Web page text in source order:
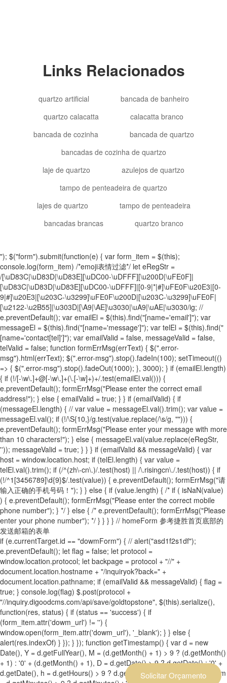
Solicitar Orçamento
Links Relacionados
quartzo artificial
bancada de banheiro
quartzo calacatta
calacatta branco
bancada de cozinha
bancada de quartzo
bancadas de cozinha de quartzo
laje de quartzo
azulejos de quartzo
tampo de penteadeira de quartzo
lajes de quartzo
tampo de penteadeira
bancadas brancas
quartzo branco
"); $("form").submit(function(e) { var form_item = $(this);
console.log(form_item) /*emoji表情过滤*/ let eRegStr =
/[\uD83C|\uD83D|\uD83E][\uDC00-\uDFFF][\u200D|\uFE0F]|
[\uD83C|\uD83D|\uD83E][\uDC00-\uDFFF]|[0-9|*|#]\uFE0F\u20E3|[0-
9|#]\u20E3|[\u203C-\u3299]\uFE0F\u200D|[\u203C-\u3299]\uFE0F|
[\u2122-\u2B55]|\u303D|[\A9|\AE]\u3030|\uA9|\uAE|\u3030/ig; //
e.preventDefault(); var emailEl = $(this).find("[name='email']"); var
messageEl = $(this).find("[name='message']"); var telEl = $(this).find("
[name='contact[tel]']"); var emailValid = false, messageValid = false,
telValid = false; function formErrMsg(errText) { $(".error-
msg").html(errText); $(".error-msg").stop().fadeIn(100); setTimeout(()
=> { $(".error-msg").stop().fadeOut(1000); }, 3000); } if (emailEl.length)
{ if (!/[-\w\.]+@[-\w\.]+(\.[-\w]+)+/.test(emailEl.val())) {
e.preventDefault(); formErrMsg("Please enter the correct email
address!"); } else { emailValid = true; } } if (emailValid) { if
(messageEl.length) { // var value = messageEl.val().trim(); var value =
messageEl.val(); if (!/\S{10,}/g.test(value.replace(/\s/g, ""))) {
e.preventDefault(); formErrMsg("Please enter your message with more
than 10 characters!"); } else { messageEl.val(value.replace(eRegStr,
'')); messageValid = true; } } } if (emailValid && messageValid) { var
host = window.location.host; if (telEl.length) { var value =
telEl.val().trim(); if (/^(zh\-cn\.)/.test(host) || /\.risingcn\./.test(host)) { if
(!/^1[3456789]\d{9}$/.test(value)) { e.preventDefault(); formErrMsg("请
输入正确的手机号码！"); } } else { if (value.length) { /* if ( isNaN(value)
) { e.preventDefault(); formErrMsg("Please enter the correct mobile
phone number"); } */ } else { /* e.preventDefault(); formErrMsg("Please
enter your phone number"); */ } } } } // homeForm 参考捷胜首页底部的
发送邮箱的表单
if (e.currentTarget.id == "dowmForm") { // alert("asd1f2s1df");
e.preventDefault(); let flag = false; let protocol =
window.location.protocol; let backpage = protocol + "//" +
document.location.hostname + "/inquiryok?back=" +
document.location.pathname; if (emailValid && messageValid) { flag =
true; } console.log(flag) $.post(protocol +
"//inquiry.digoodcms.com/api/save/goldtopstone", $(this).serialize(),
function(res, status) { if (status == 'success') { if
(form_item.attr('dowm_url') != '') {
window.open(form_item.attr('dowm_url'), '_blank'); } } else {
alert(res.indexOf) } }); } }); function getTimestamp() { var d = new
Date(), Y = d.getFullYear(), M = (d.getMonth() + 1) > 9 ? (d.getMonth()
+ 1) : '0' + (d.getMonth() + 1), D = d.getDate() > 9 ? d.getDate() : '0' +
d.getDate(), h = d.getHours() > 9 ? d.getHours() : '0' + d.getHours(), m